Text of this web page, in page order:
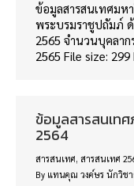
ข้อมูลสารสนเทศมห
พระบรมราชูปถัมภ์
2565 จำนวนบุคลา
2565 File size: 299
ข้อมูลสารสนเท
2564
สารสนเทศ, สารสนเทศ
By แทนคุณ วงค์ษร นักวิช